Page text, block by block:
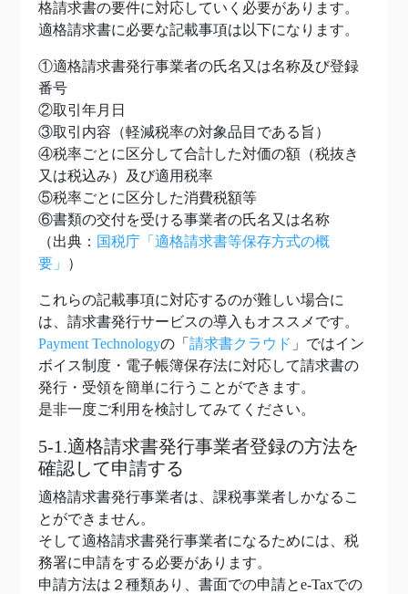
格請求書の要件に対応していく必要があります。
適格請求書に必要な記載事項は以下になります。
①適格請求書発行事業者の氏名又は名称及び登録
番号
②取引年月日
③取引内容（軽減税率の対象品目である旨）
④税率ごとに区分して合計した対価の額（税抜き
又は税込み）及び適用税率
⑤税率ごとに区分した消費税額等
⑥書類の交付を受ける事業者の氏名又は名称
（出典： 国税庁「適格請求書等保存方式の概
要」
）
これらの記載事項に対応するのが難しい場合に
は、請求書発行サービスの導入もオススメです。
Payment Technologyの「 請求書クラウド 」ではイン
ボイス制度・電子帳簿保存法に対応して請求書の
発行・受領を簡単に行うことができます。
是非一度ご利用を検討してみてください。
5-1.適格請求書発行事業者登録の方法を
確認して申請する
適格請求書発行事業者は、課税事業者しかなるこ
とができません。
そして適格請求書発行事業者になるためには、税
務署に申請をする必要があります。
申請方法は２種類あり、書面での申請とe-Taxでの